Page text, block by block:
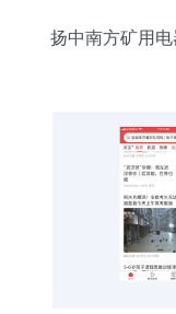
扬中南方矿用